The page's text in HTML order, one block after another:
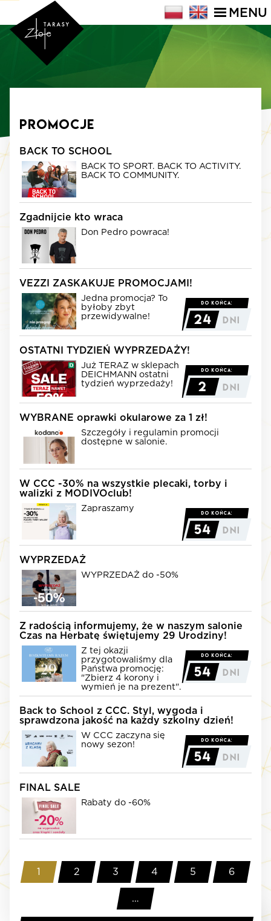
MENU
Promocje
BACK TO SCHOOL
Image of 4
5MqMbAQHcLDBPsvpT9Lv
BACK TO SPORT. BACK TO ACTIVITY.
BACK TO COMMUNITY.
Zgadnijcie kto wraca
Image of
150
k6MGRVyt5IFw4N6V6fnd
Don Pedro powraca!
VEZZI ZASKAKUJE PROMOCJAMI!
Image of
243
07po87NAcHQ10Igw9Vgv
Jedna promocja? To
byłoby zbyt
przewidywalne!
Do końca:
24 Dni
OSTATNI TYDZIEŃ WYPRZEDAŻY!
Image of
21
OnpgELEtZiHUjxtvlLME
Już TERAZ w sklepach
DEICHMANN ostatni
tydzień wyprzedaży!
Do końca:
2 Dni
WYBRANE oprawki okularowe za 1 zł!
Image of
QdLdsVKYzHkzISla9VnS
Szczegóły i regulamin promocji
dostępne w salonie.
W CCC -30% na wszystkie plecaki, torby i
walizki z MODIVOclub!
Image of
121
cT3jxT8mN0DJOdAEZEw4
Zapraszamy Do końca:
54 Dni
WYPRZEDAŻ
Image of
150
HMcKHDA2n5pxPEp8aoub
WYPRZEDAŻ do -50%
Z radością informujemy, że w naszym salonie
Czas na Herbatę świętujemy 29 Urodziny!
Image of
206
RzvV17L1MVxzC1g0jxe4
Z tej okazji
przygotowaliśmy dla
Państwa promocję:
"Zbierz 4 korony i
wymień je na prezent".
Do końca:
54 Dni
Back to School z CCC. Styl, wygoda i
sprawdzona jakość na każdy szkolny dzień!
Image of
121
YaRXzJDLxIzp9F5l99ll
W CCC zaczyna się
nowy sezon!
Do końca:
54 Dni
FINAL SALE
Image of
30
WyVUTTtsa9HXEyiE2O31
Rabaty do -60%
1 2 3 4 5 6
…